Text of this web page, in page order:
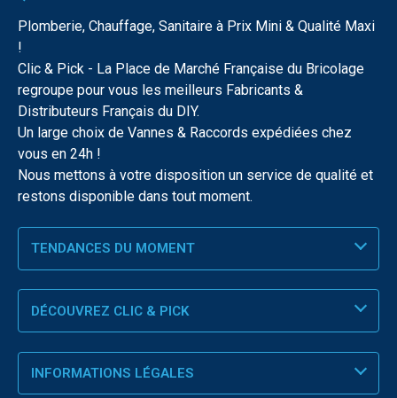
Plomberie, Chauffage, Sanitaire à Prix Mini & Qualité Maxi
!
Clic & Pick - La Place de Marché Française du Bricolage
regroupe pour vous les meilleurs Fabricants &
Distributeurs Français du DIY.
Un large choix de Vannes & Raccords expédiées chez
vous en 24h !
Nous mettons à votre disposition un service de qualité et
restons disponible dans tout moment.
TENDANCES DU MOMENT
DÉCOUVREZ CLIC & PICK
INFORMATIONS LÉGALES